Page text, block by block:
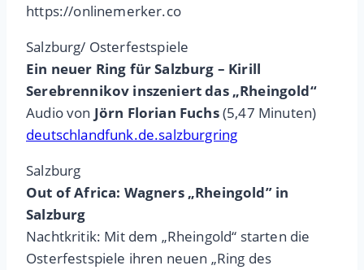
https://onlinemerker.co
Salzburg/ Osterfestspiele
Ein neuer Ring für Salzburg – Kirill
Serebrennikov inszeniert das „Rheingold“
Audio von Jörn Florian Fuchs(5,47 Minuten)
deutschlandfunk.de.salzburgring
Salzburg
Out of Africa: Wagners „Rheingold” in
Salzburg
Nachtkritik: Mit dem „Rheingold“ starten die
Osterfestspiele ihren neuen „Ring des